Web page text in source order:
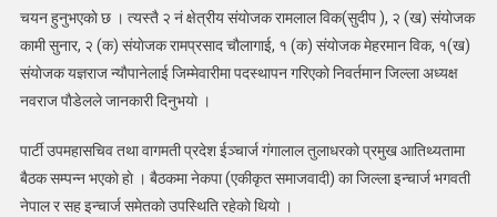
चयन हुनुभएकाे छ । त्यस्तै २ नं क्षेत्रीय संयाेजक रामलाल विक(सुदीप ), २ (ख) संयाेजक
कामी सुनार, २ (क) संयाेजक रामप्रसाद चाैलागाई, १ (क) संयाेजक मेहरमान विक, १(ख)
संयाेजक यज्ञराज न्याैपानेलाई जिम्मेवारीमा पदस्थापन गरिएकाे निवर्तमान जिल्ला अध्यक्ष
नवराज पाैडेलले जानकारी दिनुभयाे ।
पार्टी उपमहासचिव तथा वागमती प्रदेश ईञ्चार्ज गंगालाल तुलाधरकाे प्रमुख आतिथ्यतामा
बैठक सम्पन्न भएकाे हाे । बैठकमा नेकपा (एकीकृत समाजवादी) का जिल्ला इन्चार्ज भगवती
नेपाल र सह इन्चार्ज समेतकाे उपस्थिति रहेकाे थियाे ।